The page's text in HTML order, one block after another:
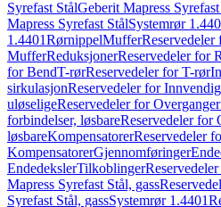
Syrefast StålGeberit Mapress
Mapress Syrefast StålSystemrør
1.4401RørnippelMufferReservedeler
MufferReduksjonerReservedeler for
for BendT-rørReservedeler for T-rør
sirkulasjonReservedeler for
uløseligeReservedeler for
forbindelser, løsbareReservedeler for
løsbareKompensatorerReservedeler
KompensatorerGjennomføringer
EndedekslerTilkoblinger
Mapress Syrefast Stål, gass
Syrefast Stål, gassSystemrør 1.4401